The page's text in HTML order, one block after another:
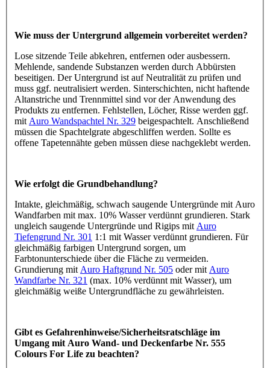
Wie muss der Untergrund allgemein vorbereitet werden?
Lose sitzende Teile abkehren, entfernen oder ausbessern.
Mehlende, sandende Substanzen werden durch Abbürsten
beseitigen. Der Untergrund ist auf Neutralität zu prüfen und
muss ggf. neutralisiert werden. Sinterschichten, nicht haftende
Altanstriche und Trennmittel sind vor der Anwendung des
Produkts zu entfernen. Fehlstellen, Löcher, Risse werden ggf.
mit Auro Wandspachtel Nr. 329 beigespachtelt. Anschließend
müssen die Spachtelgrate abgeschliffen werden. Sollte es
offene Tapetennähte geben müssen diese nachgeklebt werden.
Wie erfolgt die Grundbehandlung?
Intakte, gleichmäßig, schwach saugende Untergründe mit Auro
Wandfarben mit max. 10% Wasser verdünnt grundieren. Stark
ungleich saugende Untergründe und Rigips mit Auro
Tiefengrund Nr. 301 1:1 mit Wasser verdünnt grundieren. Für
gleichmäßig farbigen Untergrund sorgen, um
Farbtonunterschiede über die Fläche zu vermeiden.
Grundierung mit Auro Haftgrund Nr. 505 oder mit Auro
Wandfarbe Nr. 321 (max. 10% verdünnt mit Wasser), um
gleichmäßig weiße Untergrundfläche zu gewährleisten.
Gibt es Gefahrenhinweise/Sicherheitsratschläge im
Umgang mit Auro Wand- und Deckenfarbe Nr. 555
Colours For Life zu beachten?